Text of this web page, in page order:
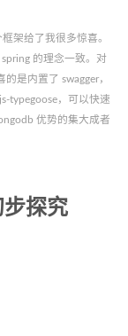
架给了我很多惊喜。
的理念一致。对
是内置了 swagger，
typegoose，可以快速
优势的集大成者
探究